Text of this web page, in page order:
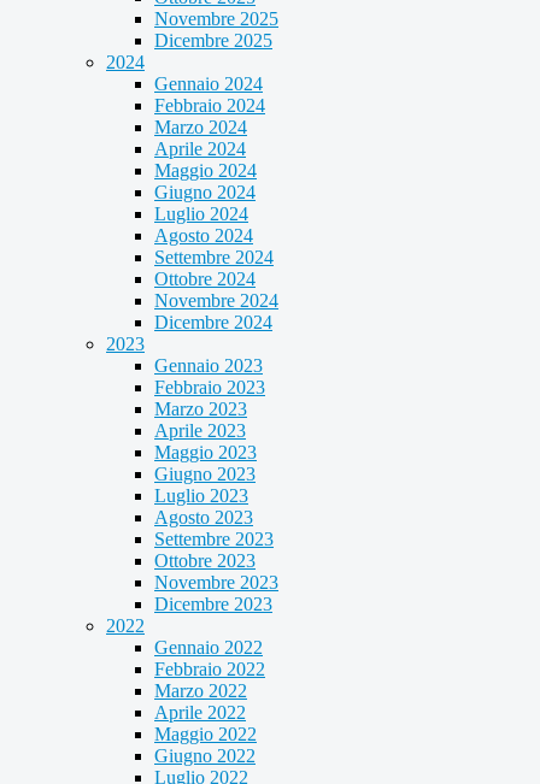
Novembre 2025
Dicembre 2025
2024
Gennaio 2024
Febbraio 2024
Marzo 2024
Aprile 2024
Maggio 2024
Giugno 2024
Luglio 2024
Agosto 2024
Settembre 2024
Ottobre 2024
Novembre 2024
Dicembre 2024
2023
Gennaio 2023
Febbraio 2023
Marzo 2023
Aprile 2023
Maggio 2023
Giugno 2023
Luglio 2023
Agosto 2023
Settembre 2023
Ottobre 2023
Novembre 2023
Dicembre 2023
2022
Gennaio 2022
Febbraio 2022
Marzo 2022
Aprile 2022
Maggio 2022
Giugno 2022
Luglio 2022